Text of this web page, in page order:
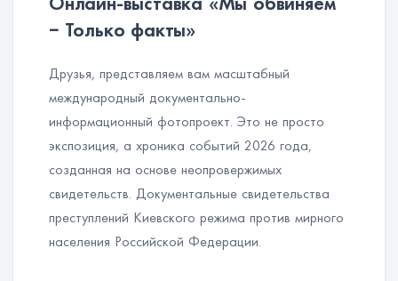
− Только факты»
Друзья, представляем вам масштабный
международный документально-
информационный фотопроект. Это не просто
экспозиция, а хроника событий 2026 года,
созданная на основе неопровержимых
свидетельств. Документальные свидетельства
преступлений Киевского режима против мирного
населения Российской Федерации.